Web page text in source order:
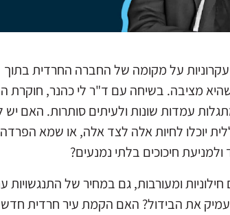
על מקומה של החברה החרדית בתוך
מציבה. בשיחה עם ד"ר לי כהנר, חוקרת
עמדות שונות ולעיתים סותרות. האם יש
יוכלו לחיות אלה לצד אלה, או שמא הפרדה
חיכוכים בלתי נמנעים?
ומעורבות, גם במחיר של התנגשויות
את הבידול? האם הקמת עיר חרדית